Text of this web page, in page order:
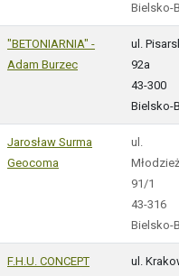
Bielsko-
"BETONIARNIA" -
Adam Burzec
ul.
92a
43-300
Bielsko-
Jarosław Surma
Geocoma
ul.
91/1
43-316
Bielsko-
F.H.U. CONCEPT
ul.